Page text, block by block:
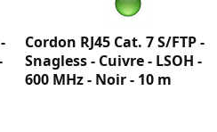
Cordon RJ45 Cat. 7 S/FTP -
Snagless - Cuivre - LSOH -
600 MHz - Noir - 10 m